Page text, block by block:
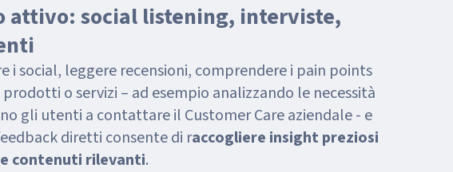
attivo: social listening, interviste,
i social, leggere recensioni, comprendere i pain points
o servizi – ad esempio analizzando le necessità
gli utenti a contattare il Customer Care aziendale - e
diretti consente di raccogliere insight preziosi
contenuti rilevanti.